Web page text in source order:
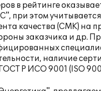
в рейтинге
при этом
качества (СМК) на
заказчика и др.
наличие
Р ИСО 9001 (ISO